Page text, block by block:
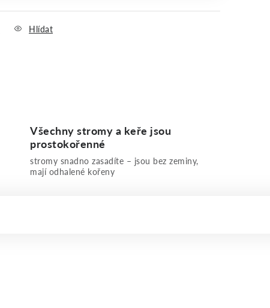
Hlídat
Všechny stromy a keře jsou
prostokořenné
stromy snadno zasadíte – jsou bez zeminy,
mají odhalené kořeny